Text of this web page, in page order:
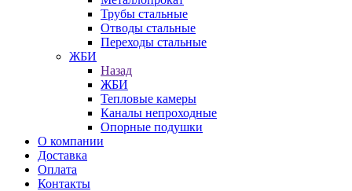
Трубы стальные
Отводы стальные
Переходы стальные
ЖБИ
Назад
ЖБИ
Тепловые камеры
Каналы непроходные
Опорные подушки
О компании
Доставка
Оплата
Контакты